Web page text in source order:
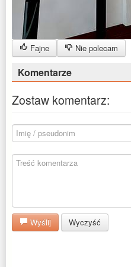
Fajne Nie polecam
Komentarze
Zostaw komentarz:
Wyślij Wyczyść